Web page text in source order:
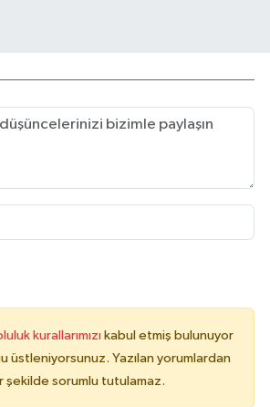
kurallarımızı kabul etmiş bulunuyor
üstleniyorsunuz. Yazılan yorumlardan
şekilde sorumlu tutulamaz.